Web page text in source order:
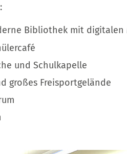
Bibliothek mit digitalen
und Schulkapelle
großes Freisportgelände